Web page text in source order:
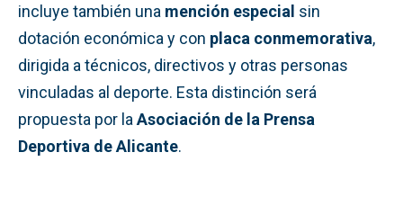
incluye también una mención especial sin
dotación económica y con placa conmemorativa,
dirigida a técnicos, directivos y otras personas
vinculadas al deporte. Esta distinción será
propuesta por la Asociación de la Prensa
Deportiva de Alicante.